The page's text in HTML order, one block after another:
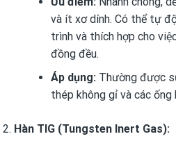
và ít xơ dính. Có thể tự
trình và thích hợp cho
đồng đều.
Áp dụng:Thường được
thép không gỉ và các ống
Hàn TIG (Tungsten Inert Gas):